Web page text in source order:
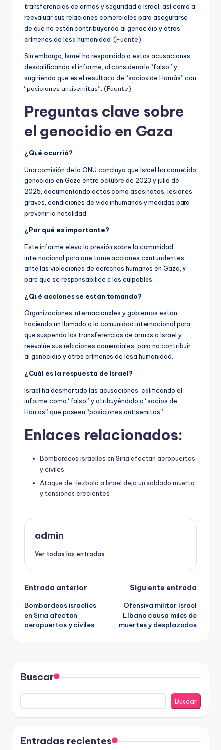
transferencias de armas y seguridad a Israel, así como a
reevaluar sus relaciones comerciales para asegurarse
de que no están contribuyendo al genocidio y otros
crímenes de lesa humanidad. (Fuente)
Sin embargo, Israel ha respondido a estas acusaciones
descalificando el informe, al considerarlo “falso” y
sugiriendo que es el resultado de “socios de Hamás” con
“posiciones antisemitas”. (Fuente)
Preguntas clave sobre
el genocidio en Gaza
¿Qué ocurrió?
Una comisión de la ONU concluyó que Israel ha cometido
genocidio en Gaza entre octubre de 2023 y julio de
2025, documentando actos como asesinatos, lesiones
graves, condiciones de vida inhumanas y medidas para
prevenir la natalidad.
¿Por qué es importante?
Este informe eleva la presión sobre la comunidad
internacional para que tome acciones contundentes
ante las violaciones de derechos humanos en Gaza, y
para que se responsabilice a los culpables.
¿Qué acciones se están tomando?
Organizaciones internacionales y gobiernos están
haciendo un llamado a la comunidad internacional para
que suspenda las transferencias de armas a Israel y
reevalúe sus relaciones comerciales, para no contribuir
al genocidio y otros crímenes de lesa humanidad.
¿Cuál es la respuesta de Israel?
Israel ha desmentido las acusaciones, calificando el
informe como “falso” y atribuyéndolo a “socios de
Hamás” que poseen “posiciones antisemitas”.
Enlaces relacionados:
Bombardeos israelíes en Siria afectan aeropuertos
y civiles
Ataque de Hezbolá a Israel deja un soldado muerto
y tensiones crecientes
admin
Ver todas las entradas
Navegación
de
entradas
Entrada anterior
Bombardeos israelíes
en Siria afectan
aeropuertos y civiles
Siguiente entrada
Ofensiva militar Israel
Líbano causa miles de
muertes y desplazados
Buscar
Buscar
Entradas recientes